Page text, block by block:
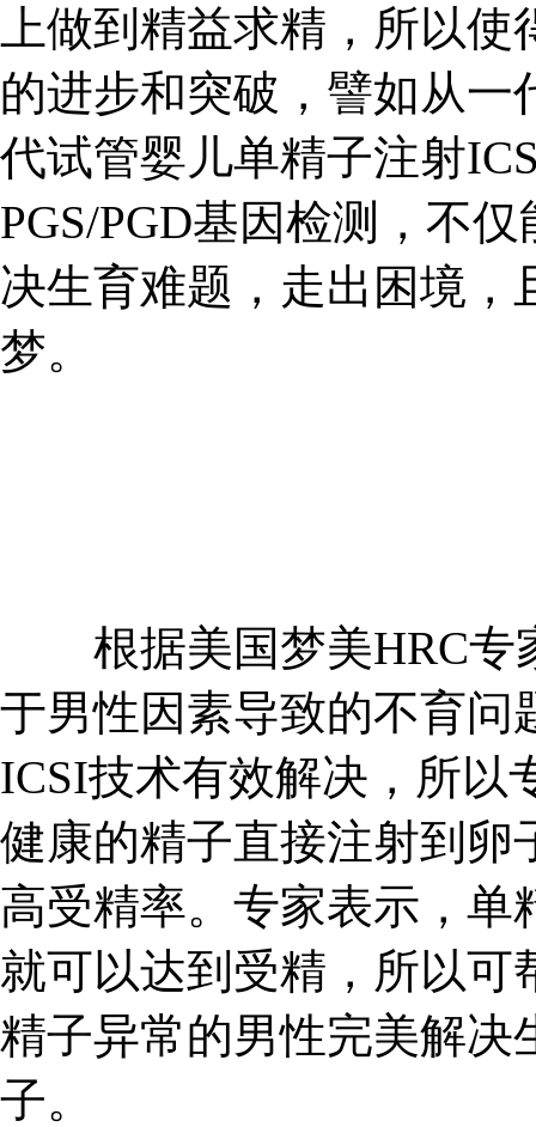
上做到精益求精，所以
的进步和突破，譬如从
代试管婴儿单精子注射
PGS/PGD基因检测，不
决生育难题，走出困境
梦。
根据美国梦美HRC专
于男性因素导致的不育问
ICSI技术有效解决，所以
健康的精子直接注射到卵
高受精率。专家表示，单
就可以达到受精，所以可
精子异常的男性完美解决
子。